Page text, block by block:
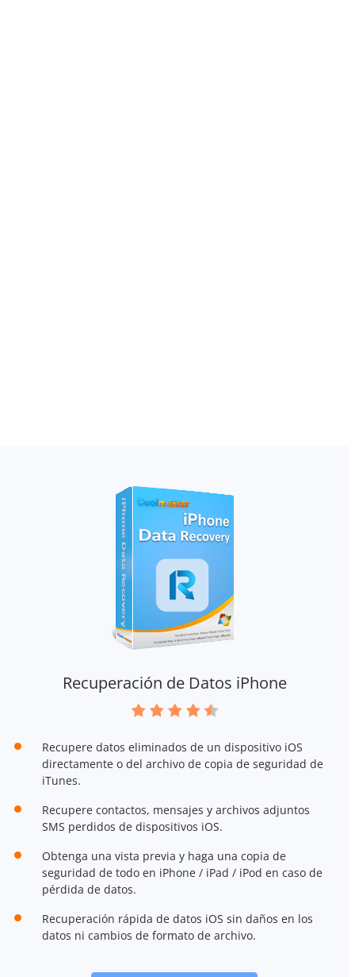
Recuperación de Datos iPhone
Recupere datos eliminados de un dispositivo iOS
directamente o del archivo de copia de seguridad de
iTunes.
Recupere contactos, mensajes y archivos adjuntos
SMS perdidos de dispositivos iOS.
Obtenga una vista previa y haga una copia de
seguridad de todo en iPhone / iPad / iPod en caso de
pérdida de datos.
Recuperación rápida de datos iOS sin daños en los
datos ni cambios de formato de archivo.